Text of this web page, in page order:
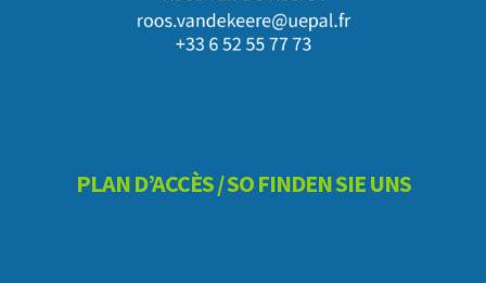
PLAN D’ACCÈS / SO FINDEN SIE UNS